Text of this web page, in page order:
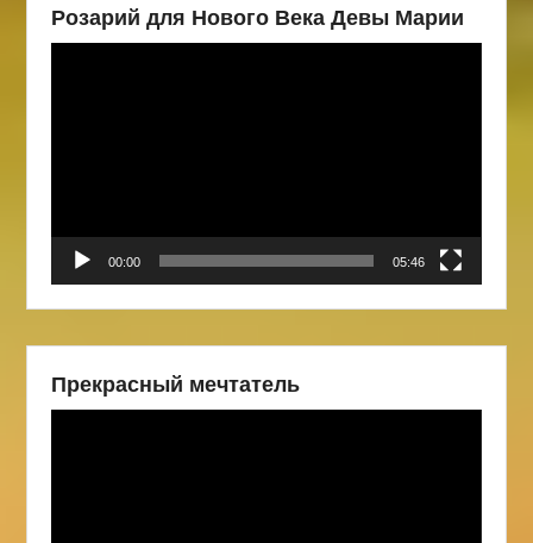
Розарий для Нового Века Девы Марии
00:00 05:46
Прекрасный мечтатель